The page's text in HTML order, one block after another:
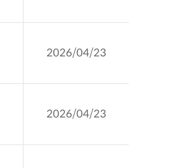
2026/04/23
2026/04/23